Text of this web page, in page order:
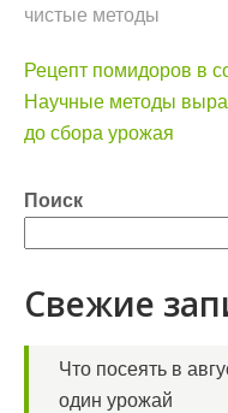
чистые методы
Навигация
по
записям
Рецепт помидоров в
Научные методы
до сбора урожая
Поиск
Свежие
Что посеять в
один урожай